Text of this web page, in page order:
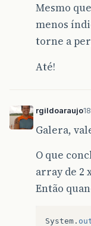
Mesmo
menos
torne a
Até!
rgildoaraujo
Galera,
O que
array de 2
Então
System .